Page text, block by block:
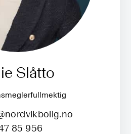
Slåtto
85 956